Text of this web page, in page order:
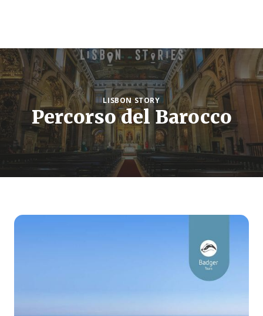
LISBON STORY
Percorso del Barocco